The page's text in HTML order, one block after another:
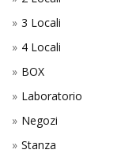
3 Locali
4 Locali
BOX
Laboratorio
Negozi
Stanza